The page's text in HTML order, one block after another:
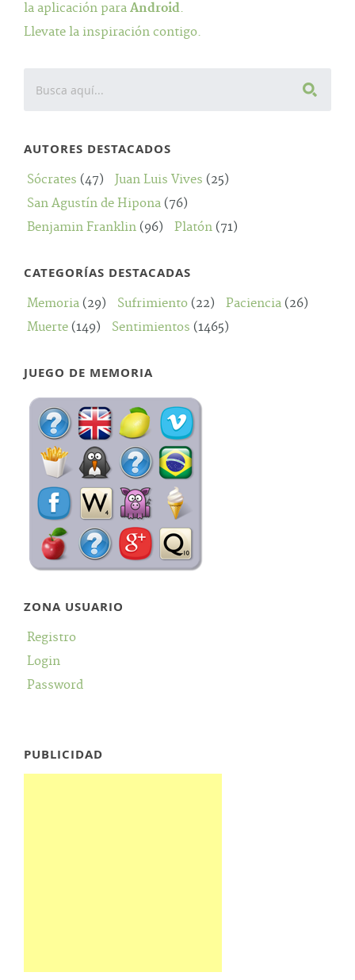
la aplicación para Android.
Llevate la inspiración contigo.
AUTORES DESTACADOS
Sócrates (47) Juan Luis Vives (25)
San Agustín de Hipona (76)
Benjamin Franklin (96) Platón (71)
CATEGORÍAS DESTACADAS
Memoria (29) Sufrimiento (22) Paciencia (26)
Muerte (149) Sentimientos (1465)
JUEGO DE MEMORIA
ZONA USUARIO
Registro
Login
Password
PUBLICIDAD